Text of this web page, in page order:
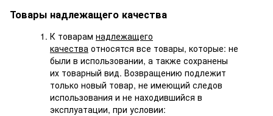
Товары надлежащего качества
К товарам надлежащего
качества относятся все товары, которые: не
были в использовании, а также сохранены
их товарный вид. Возвращению подлежит
только новый товар, не имеющий следов
использования и не находившийся в
эксплуатации, при условии: